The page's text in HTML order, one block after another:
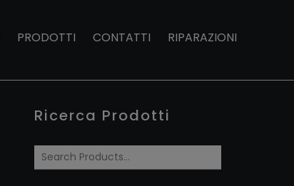
PRODOTTI CONTATTI RIPARAZIONI
Ricerca Prodotti